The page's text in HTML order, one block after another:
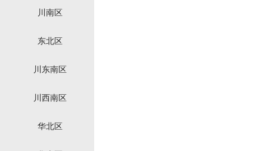
川南区
东北区
川东南区
川西南区
华北区